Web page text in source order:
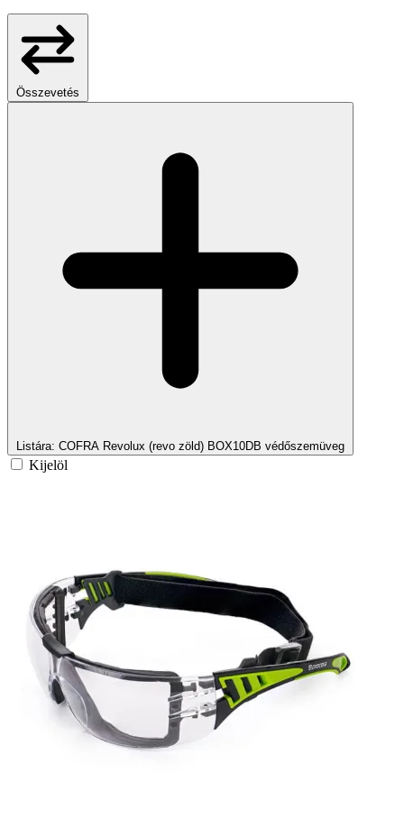
Összevetés
Listára: COFRA Revolux (revo zöld) BOX10DB védőszemüveg
Kijelöl